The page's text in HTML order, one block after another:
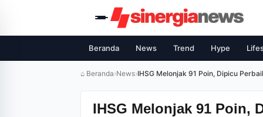
Beranda News Trend Hype
⌂ Beranda›News›IHSG Melonjak 91 Poin, Dipicu
IHSG Melonjak 91 Poin,